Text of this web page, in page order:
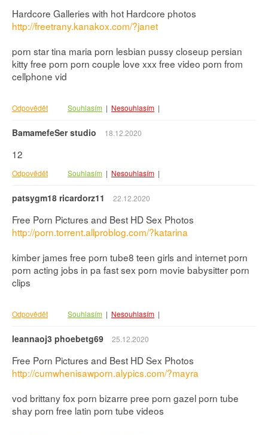
Hardcore Galleries with hot Hardcore photos
http://freetrany.kanakox.com/?janet
porn star tina maria porn lesbian pussy closeup persian
kitty free porn porn couple love xxx free video porn from
cellphone vid
Odpovědět Souhlasím | Nesouhlasím |
BamamefeSer studio 18.12.2020
12
Odpovědět Souhlasím | Nesouhlasím |
patsygm18 ricardorz11 22.12.2020
Free Porn Pictures and Best HD Sex Photos
http://porn.torrent.allproblog.com/?katarina
kimber james free porn tube8 teen girls and internet porn
porn acting jobs in pa fast sex porn movie babysitter porn
clips
Odpovědět Souhlasím | Nesouhlasím |
leannaoj3 phoebetg69 25.12.2020
Free Porn Pictures and Best HD Sex Photos
http://cumwhenisawporn.alypics.com/?mayra
vod brittany fox porn bizarre pree porn gazel porn tube
shay porn free latin porn tube videos